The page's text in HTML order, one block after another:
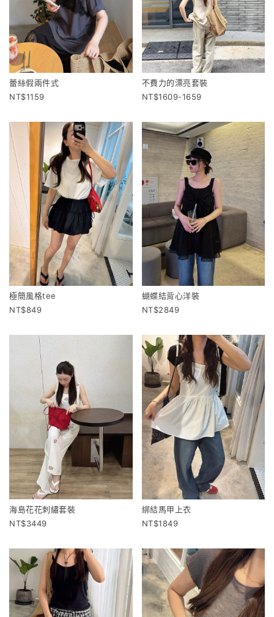
蕾絲假兩件式
1159
不費力的漂亮套裝
1609-1659
極簡風格tee
849
蝴蝶結背心洋裝
2849
海島花花刺繡套裝
3449
綁結馬甲上衣
1849